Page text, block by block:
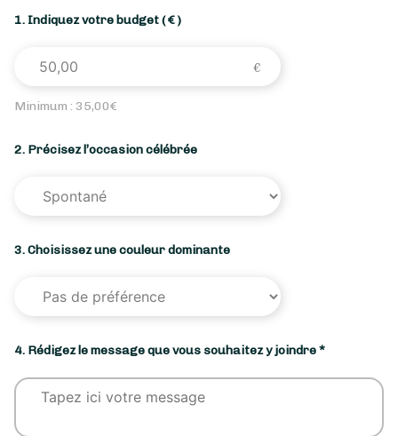
1. Indiquez votre budget( € )
Minimum : 35,00€
2. Précisez l’occasion célébrée
3. Choisissez une couleur dominante
4. Rédigez le message que vous souhaitez y joindre *